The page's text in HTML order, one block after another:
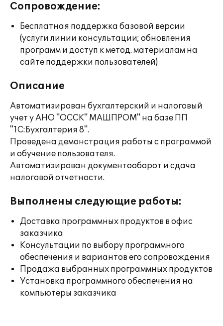
Сопровождение:
Бесплатная поддержка базовой версии
(услуги линии консультации; обновления
программ и доступ к метод. материалам на
сайте поддержки пользователей)
Описание
Автоматизирован бухгалтерский и налоговый
учет у АНО "ОССК" МАШПРОМ" на базе ПП
"1С:Бухгалтерия 8".
Проведена демонстрация работы с программой
и обучение пользователя.
Автоматизирован документооборот и сдача
налоговой отчетности.
Выполнены следующие работы:
Доставка программных продуктов в офис
заказчика
Консультации по выбору программного
обеспечения и вариантов его сопровождения
Продажа выбранных программных продуктов
Установка программного обеспечения на
компьютеры заказчика